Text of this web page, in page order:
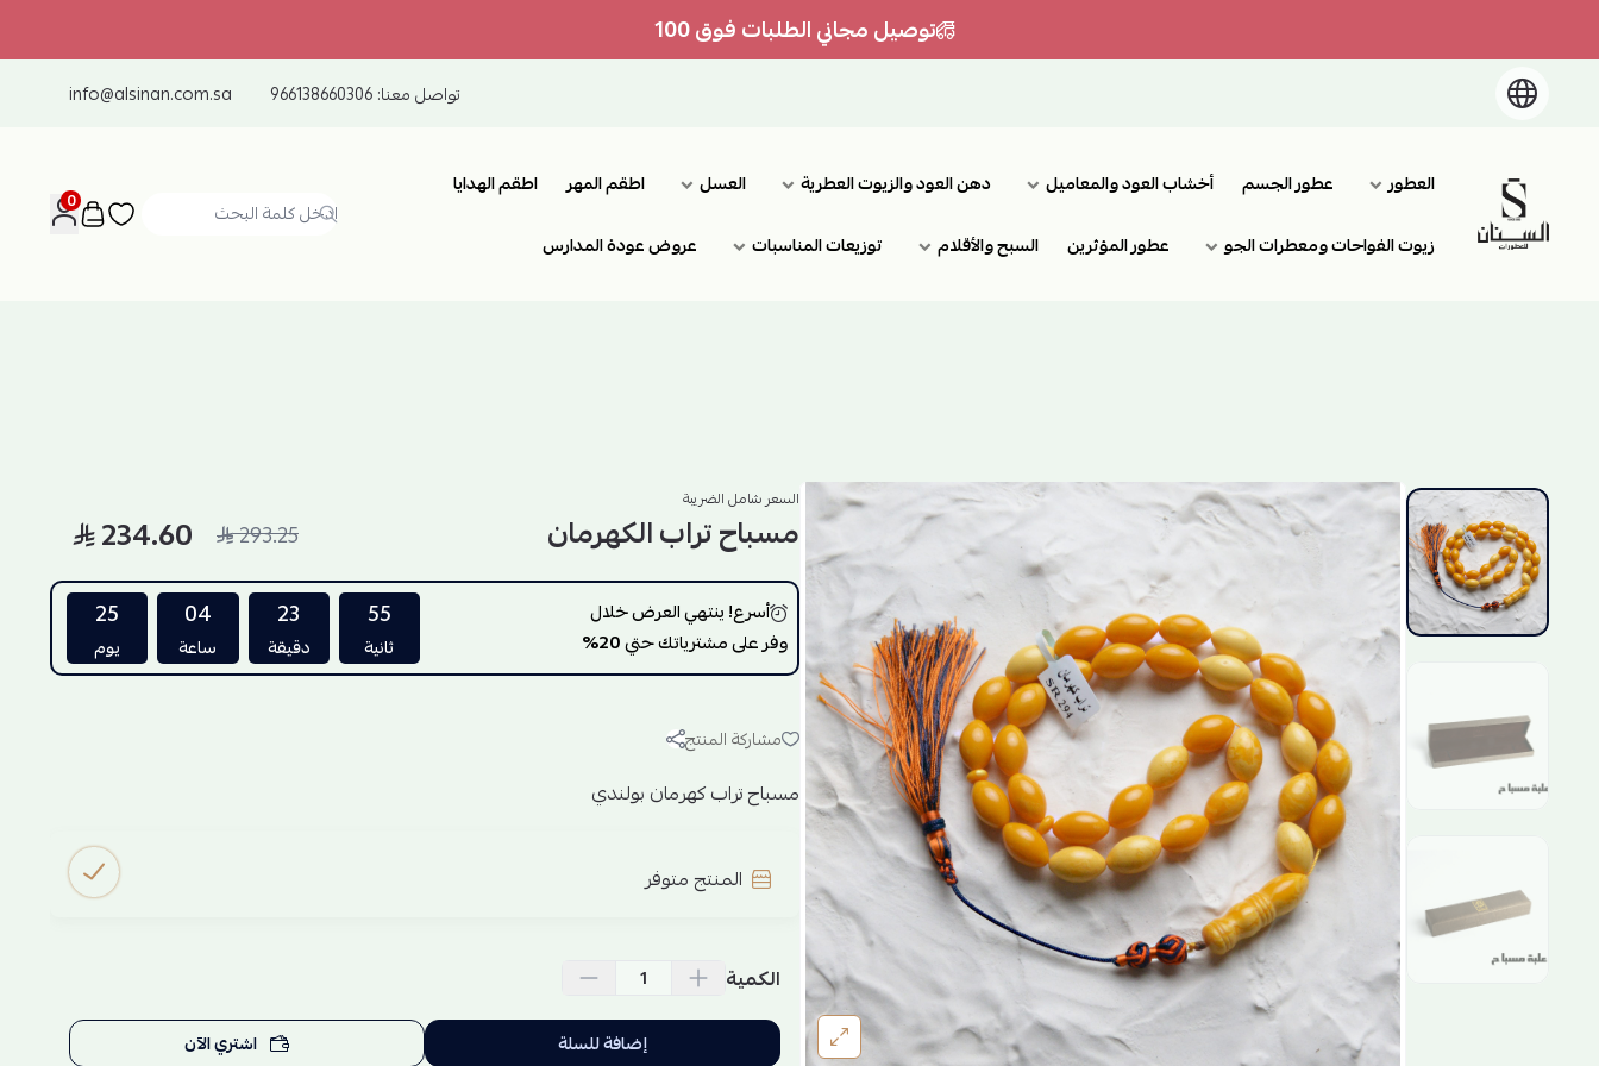
توصيل مجاني الطلبات فوق 100
تواصل معنا:966138660306
info@alsinan.com.sa
السنان للعطور والعسل الطبيعي
العطور عطور الجسم أخشاب العود والمعاميل دهن العود والزيوت العطرية العسل اطقم المهر
اطقم الهدايا
زيوت الفواحات ومعطرات الجو
عطور المؤثرين السبح والأقلام توزيعات المناسبات عروض عودة المدارس
0
السعر شامل الضريبة
مسباح تراب الكهرمان 293.25
234.60
أسرع! ينتهي العرض خلال
وفر على مشترياتك حتي20%
54
ثانية
23
دقيقة
04
ساعة
25
يوم
مشاركة المنتج
مسباح تراب كهرمان بولندي
المنتج متوفر
الكمية
إضافة للسلة اشتري الآن